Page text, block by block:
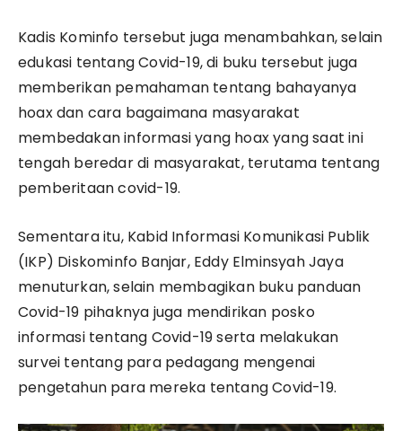
Kadis Kominfo tersebut juga menambahkan, selain
edukasi tentang Covid-19, di buku tersebut juga
memberikan pemahaman tentang bahayanya
hoax dan cara bagaimana masyarakat
membedakan informasi yang hoax yang saat ini
tengah beredar di masyarakat, terutama tentang
pemberitaan covid-19.
Sementara itu, Kabid Informasi Komunikasi Publik
(IKP) Diskominfo Banjar, Eddy Elminsyah Jaya
menuturkan, selain membagikan buku panduan
Covid-19 pihaknya juga mendirikan posko
informasi tentang Covid-19 serta melakukan
survei tentang para pedagang mengenai
pengetahun para mereka tentang Covid-19.